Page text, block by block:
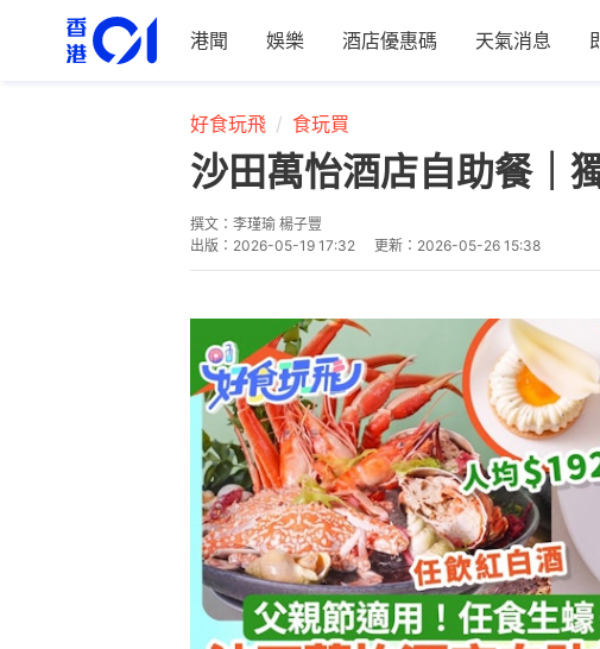
港聞 娛樂 酒店優惠碼 天氣消息
好食玩飛 食玩買
沙田萬怡酒店自助餐｜
撰文： 李瑾瑜 楊子豐
出版： 2026-05-19 17:32 更新： 2026-05-26 15:38